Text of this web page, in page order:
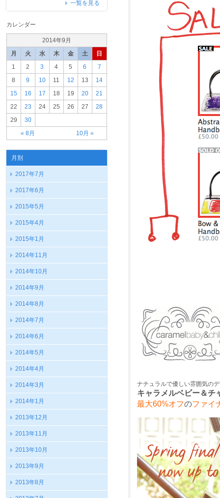
一覧を見る
カレンダー
2014年9月
月
火 水 木 金 土 日
« 8月 10月 »
1 2 3 4 5 6
7
8
9 10 11 12 13
14
15
16 17 18 19 20
21
22
23 24 25 26 27
28
29
30
月別
2017年7月
2017年6月
2015年5月
2015年4月
2015年1月
2014年11月
2014年10月
2014年9月
2014年8月
2014年7月
2014年6月
2014年5月
2014年4月
2014年3月
2014年1月
2013年12月
2013年11月
2013年10月
2013年9月
2013年8月
ナチュラルで優しい雰囲気の
キャラメルベビー＆チ
最大60%オフのファイ